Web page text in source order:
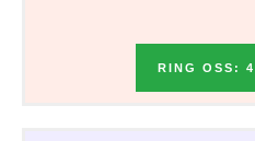
RING OSS: